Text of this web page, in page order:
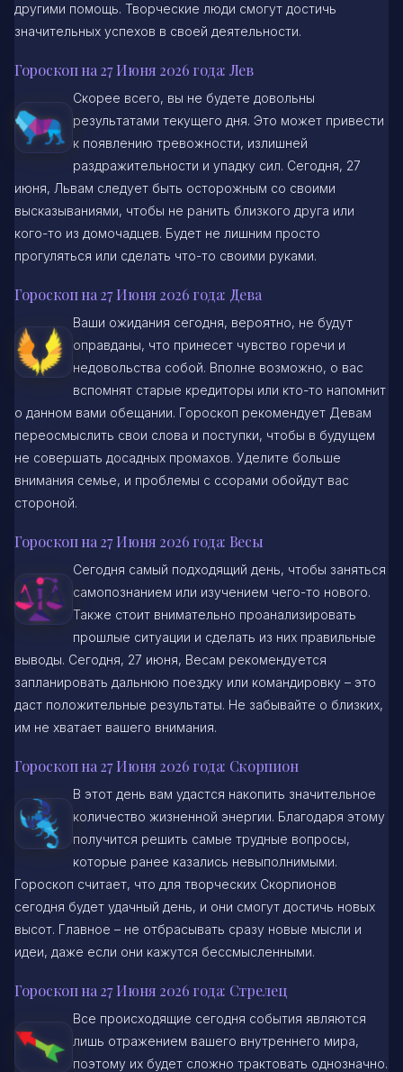
другими помощь. Творческие люди смогут достичь
значительных успехов в своей деятельности.
Гороскоп на 27 Июня 2026 года: Лев
Скорее всего, вы не будете довольны
результатами текущего дня. Это может привести
к появлению тревожности, излишней
раздражительности и упадку сил. Сегодня, 27
июня, Львам следует быть осторожным со своими
высказываниями, чтобы не ранить близкого друга или
кого-то из домочадцев. Будет не лишним просто
прогуляться или сделать что-то своими руками.
Гороскоп на 27 Июня 2026 года: Дева
Ваши ожидания сегодня, вероятно, не будут
оправданы, что принесет чувство горечи и
недовольства собой. Вполне возможно, о вас
вспомнят старые кредиторы или кто-то напомнит
о данном вами обещании. Гороскоп рекомендует Девам
переосмыслить свои слова и поступки, чтобы в будущем
не совершать досадных промахов. Уделите больше
внимания семье, и проблемы с ссорами обойдут вас
стороной.
Гороскоп на 27 Июня 2026 года: Весы
Сегодня самый подходящий день, чтобы заняться
самопознанием или изучением чего-то нового.
Также стоит внимательно проанализировать
прошлые ситуации и сделать из них правильные
выводы. Сегодня, 27 июня, Весам рекомендуется
запланировать дальнюю поездку или командировку – это
даст положительные результаты. Не забывайте о близких,
им не хватает вашего внимания.
Гороскоп на 27 Июня 2026 года: Скорпион
В этот день вам удастся накопить значительное
количество жизненной энергии. Благодаря этому
получится решить самые трудные вопросы,
которые ранее казались невыполнимыми.
Гороскоп считает, что для творческих Скорпионов
сегодня будет удачный день, и они смогут достичь новых
высот. Главное – не отбрасывать сразу новые мысли и
идеи, даже если они кажутся бессмысленными.
Гороскоп на 27 Июня 2026 года: Стрелец
Все происходящие сегодня события являются
лишь отражением вашего внутреннего мира,
поэтому их будет сложно трактовать однозначно.